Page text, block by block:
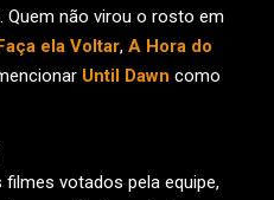
Quem não virou o rosto em
ela Voltar, A Hora do
Until Dawn como
votados pela equipe,